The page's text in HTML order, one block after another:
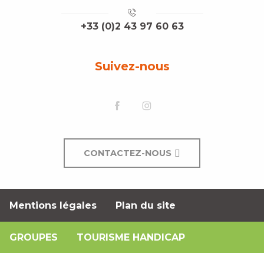
+33 (0)2 43 97 60 63
Suivez-nous
CONTACTEZ-NOUS
Mentions légales Plan du site
GROUPES TOURISME HANDICAP